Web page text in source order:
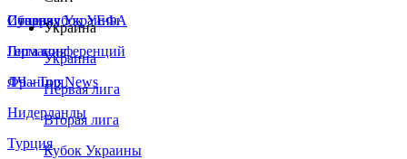
Сборная Украины
Италия
Германия
Франция
Нидерланды
Турция
Суперкубок УЕФА
Лига конференций
ЛЧ - Top News
Украина
Украина
Первая лига
Вторая лига
Кубок Украины